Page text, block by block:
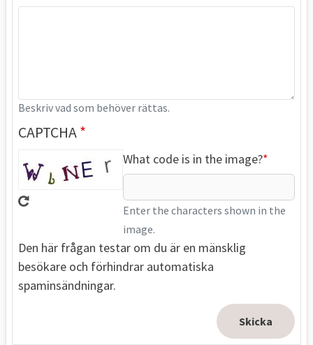
Beskriv vad som behöver rättas.
CAPTCHA
What code is in the image?
Enter the characters shown in the
image.
Den här frågan testar om du är en mänsklig
besökare och förhindrar automatiska
spaminsändningar.